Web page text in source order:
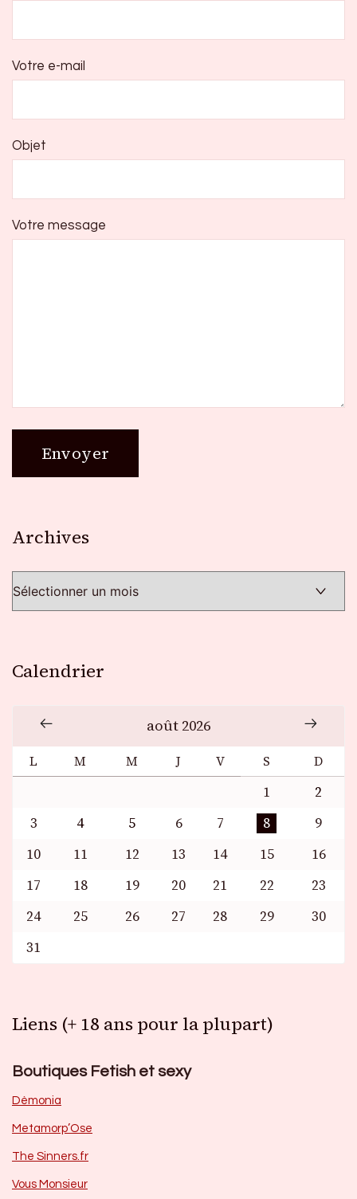
Votre e-mail
Objet
Votre message
Archives
Calendrier
août 2026
L M M J V S D
1
2
3
4 5 6 7 8
9
10
11 12 13 14 15
16
17
18 19 20 21 22
23
24
25 26 27 28 29
30
31
Liens (+ 18 ans pour la plupart)
Boutiques Fetish et sexy
Dèmonia
Metamorp’Ose
The Sinners.fr
Vous Monsieur